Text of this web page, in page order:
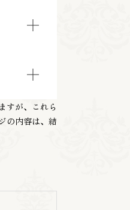
すが、これら
の内容は、結